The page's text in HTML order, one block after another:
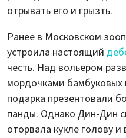
отрывать его и грызть.
Ранее в Московском
устроила настоящий
честь. Над вольером
мордочками бамбуковых
подарка презентовали
панды. Однако Дин-Дин
оторвала кукле голову и